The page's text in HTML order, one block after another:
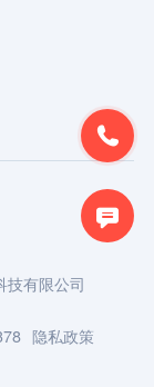


有限公司
隐私政策